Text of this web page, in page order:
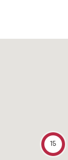
15